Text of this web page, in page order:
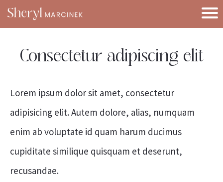
Consectetur adipiscing elit
Lorem ipsum dolor sit amet, consectetur
adipisicing elit. Autem dolore, alias, numquam
enim ab voluptate id quam harum ducimus
cupiditate similique quisquam et deserunt,
recusandae.